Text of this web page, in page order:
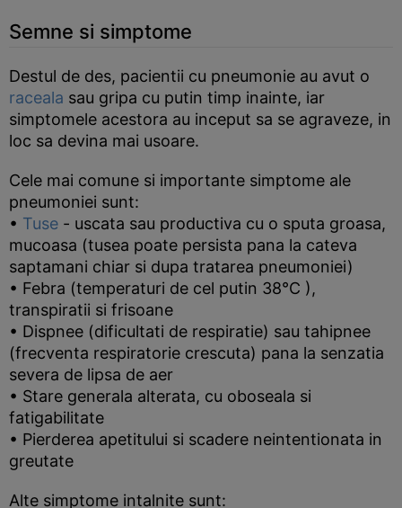
Semne si simptome
Destul de des, pacientii cu pneumonie au avut o
raceala sau gripa cu putin timp inainte, iar
simptomele acestora au inceput sa se agraveze, in
loc sa devina mai usoare.
Cele mai comune si importante simptome ale
pneumoniei sunt:
• Tuse - uscata sau productiva cu o sputa groasa,
mucoasa (tusea poate persista pana la cateva
saptamani chiar si dupa tratarea pneumoniei)
• Febra (temperaturi de cel putin 38°C ),
transpiratii si frisoane
• Dispnee (dificultati de respiratie) sau tahipnee
(frecventa respiratorie crescuta) pana la senzatia
severa de lipsa de aer
• Stare generala alterata, cu oboseala si
fatigabilitate
• Pierderea apetitului si scadere neintentionata in
greutate
Alte simptome intalnite sunt: